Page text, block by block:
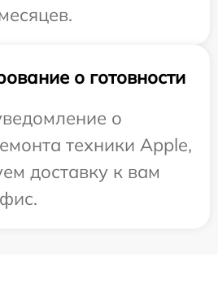
о готовности
о
техники Apple,
доставку к вам